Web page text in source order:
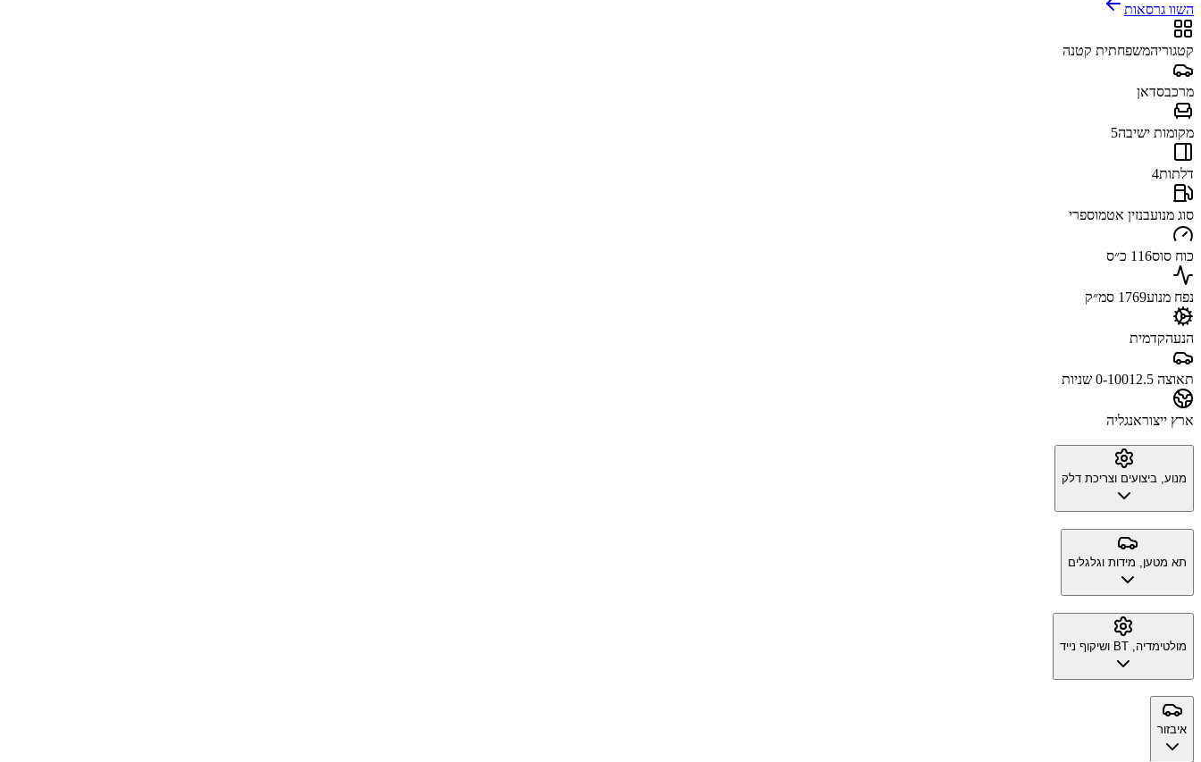
השוו גרסאות
קטגוריהמשפחתית קטנה
מרכבסדאן
מקומות ישיבה5
דלתות4
סוג מנועבנזין אטמוספרי
כוח סוס116 כ״ס
נפח מנוע1769 סמ״ק
הנעהקדמית
תאוצה 0-100 12.5 שניות
ארץ ייצוראנגליה
מנוע, ביצועים וצריכת דלק
תא מטען, מידות וגלגלים
מולטימדיה, BT ושיקוף נייד
איבזור